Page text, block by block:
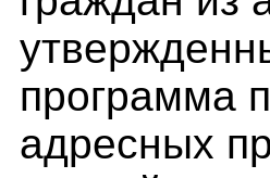
программа
адресных